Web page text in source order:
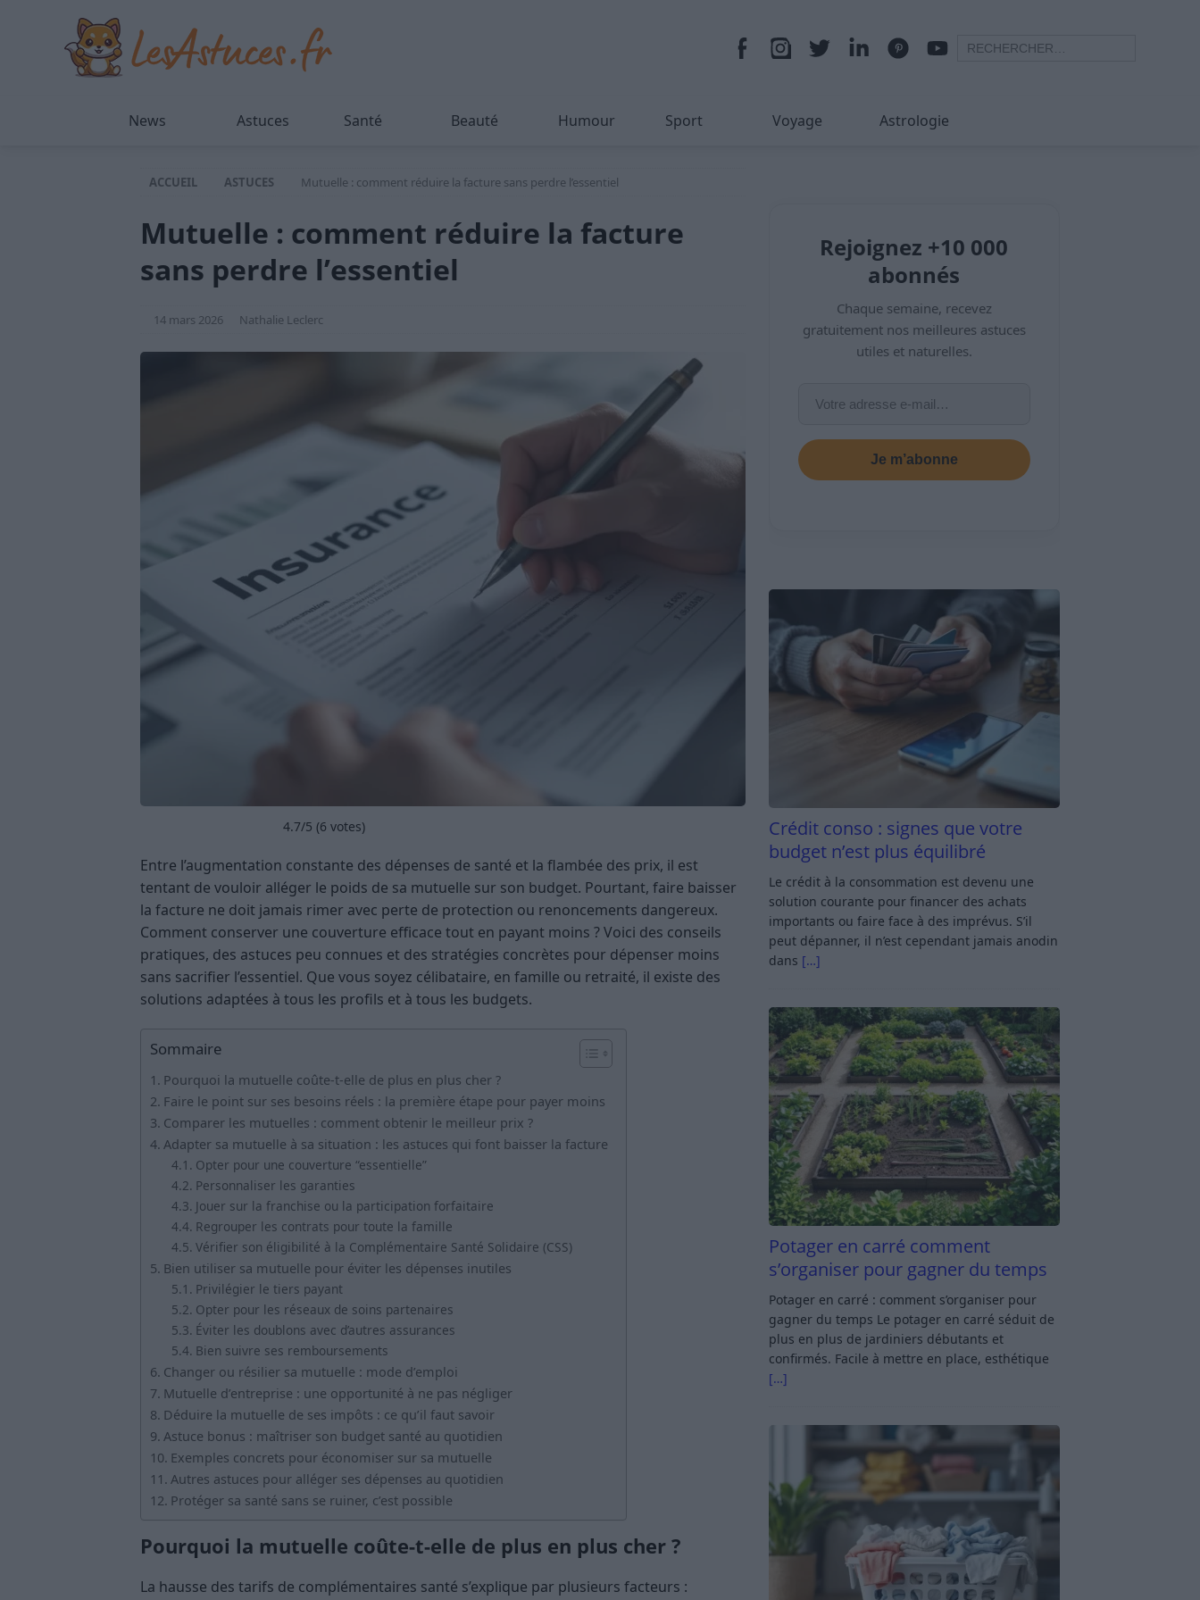
News Astuces Santé Beauté Humour Sport Voyage Astrologie
ACCUEIL ASTUCES Mutuelle : comment réduire la facture sans perdre l’essentiel
Mutuelle : comment réduire la facture
sans perdre l’essentiel
14 mars 2026 Nathalie Leclerc
4.7/5 (6 votes)
Entre l’augmentation constante des dépenses de santé et la flambée des prix, il est
tentant de vouloir alléger le poids de sa mutuelle sur son budget. Pourtant, faire baisser
la facture ne doit jamais rimer avec perte de protection ou renoncements dangereux.
Comment conserver une couverture efficace tout en payant moins ? Voici des conseils
pratiques, des astuces peu connues et des stratégies concrètes pour dépenser moins
sans sacrifier l’essentiel. Que vous soyez célibataire, en famille ou retraité, il existe des
solutions adaptées à tous les profils et à tous les budgets.
Sommaire
Pourquoi la mutuelle coûte-t-elle de plus en plus cher ?
Faire le point sur ses besoins réels : la première étape pour payer moins
Comparer les mutuelles : comment obtenir le meilleur prix ?
Adapter sa mutuelle à sa situation : les astuces qui font baisser la facture
Opter pour une couverture “essentielle”
Personnaliser les garanties
Jouer sur la franchise ou la participation forfaitaire
Regrouper les contrats pour toute la famille
Vérifier son éligibilité à la Complémentaire Santé Solidaire (CSS)
Bien utiliser sa mutuelle pour éviter les dépenses inutiles
Privilégier le tiers payant
Opter pour les réseaux de soins partenaires
Éviter les doublons avec d’autres assurances
Bien suivre ses remboursements
Changer ou résilier sa mutuelle : mode d’emploi
Mutuelle d’entreprise : une opportunité à ne pas négliger
Déduire la mutuelle de ses impôts : ce qu’il faut savoir
Astuce bonus : maîtriser son budget santé au quotidien
Exemples concrets pour économiser sur sa mutuelle
Autres astuces pour alléger ses dépenses au quotidien
Protéger sa santé sans se ruiner, c’est possible
Pourquoi la mutuelle coûte-t-elle de plus en plus cher ?
La hausse des tarifs de complémentaires santé s’explique par plusieurs facteurs :
Rejoignez +10 000
abonnés
Chaque semaine, recevez
gratuitement nos meilleures astuces
utiles et naturelles.
Je m’abonne
Crédit conso : signes que votre
budget n’est plus équilibré
Le crédit à la consommation est devenu une
solution courante pour financer des achats
importants ou faire face à des imprévus. S’il
peut dépanner, il n’est cependant jamais anodin
dans […]
Potager en carré comment
s’organiser pour gagner du temps
Potager en carré : comment s’organiser pour
gagner du temps Le potager en carré séduit de
plus en plus de jardiniers débutants et
confirmés. Facile à mettre en place, esthétique
[…]